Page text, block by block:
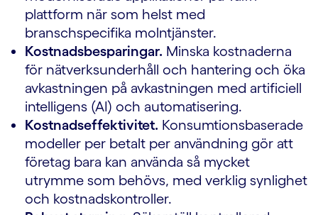
plattform när som helst med
branschspecifika molntjänster.
Kostnadsbesparingar. Minska kostnaderna
för nätverksunderhåll och hantering och öka
avkastningen på avkastningen med artificiell
intelligens (AI) och automatisering.
Kostnadseffektivitet. Konsumtionsbaserade
modeller per betalt per användning gör att
företag bara kan använda så mycket
utrymme som behövs, med verklig synlighet
och kostnadskontroller.